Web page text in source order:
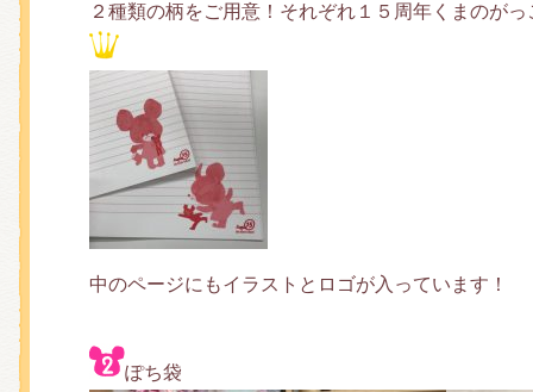
２種類の柄をご用意！それぞれ１５周年くまのが
中のページにもイラストとロゴが入っています！
ぽち袋